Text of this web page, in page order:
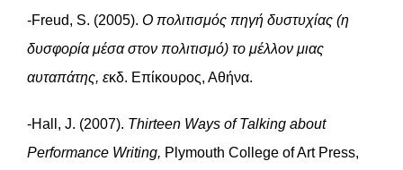
-Freud, S. (2005). Ο πολιτισμός πηγή δυστυχίας (η
δυσφορία μέσα στον πολιτισμό) το μέλλον μιας
αυταπάτης, εκδ. Επίκουρος, Αθήνα.
-Hall, J. (2007). Thirteen Ways of Talking about
Performance Writing, Plymouth College of Art Press,